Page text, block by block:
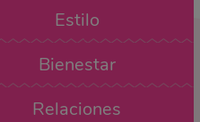
Estilo
Bienestar
Relaciones